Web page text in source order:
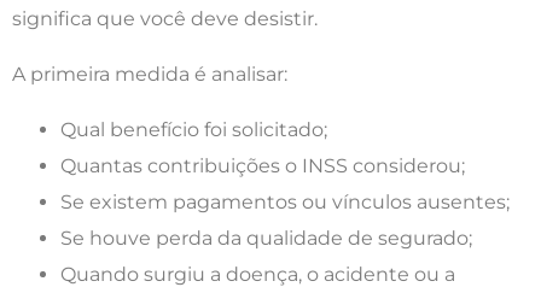
significa que você deve desistir.
A primeira medida é analisar:
Qual benefício foi solicitado;
Quantas contribuições o INSS considerou;
Se existem pagamentos ou vínculos ausentes;
Se houve perda da qualidade de segurado;
Quando surgiu a doença, o acidente ou a